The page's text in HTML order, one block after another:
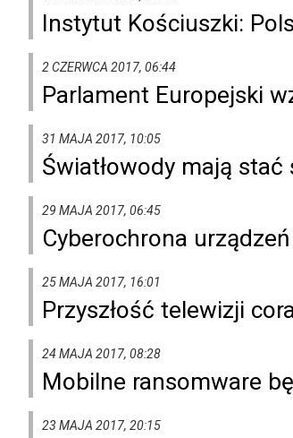
Instytut Kościuszki:
2 CZERWCA 2017, 06:44
Parlament Europejski
31 MAJA 2017, 10:05
Światłowody mają
29 MAJA 2017, 06:45
Cyberochrona
25 MAJA 2017, 16:01
Przyszłość telewizji
24 MAJA 2017, 08:28
Mobilne ransomware
23 MAJA 2017, 20:15